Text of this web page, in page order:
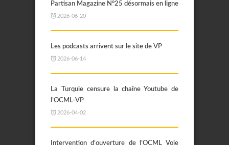
Partisan Magazine N°25 désormais en ligne
2026-06-20
Les podcasts arrivent sur le site de VP
2026-06-14
La Turquie censure la chaîne Youtube de
l’OCML-VP
2026-04-02
Intervention d’ouverture de l’OCML Voie